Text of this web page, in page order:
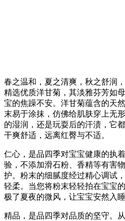
春之温和，夏之清爽，秋之舒润
精选优质洋甘菊，其淡雅芬芳如
宝的焦躁不安。洋甘菊蕴含的天
末易于涂抹，仿佛给肌肤穿上无
的湿润，还是玩耍后的汗渍，它
干爽舒适，远离红臀与不适。
仁心，是品四季对宝宝健康的执
验，不添加滑石粉、香精等有害
护。粉末的细腻度经过精心调试
轻柔。当您将粉末轻轻拍在宝宝
极了夏夜的微风，让宝宝安然入睡
精品，是品四季对品质的坚守。